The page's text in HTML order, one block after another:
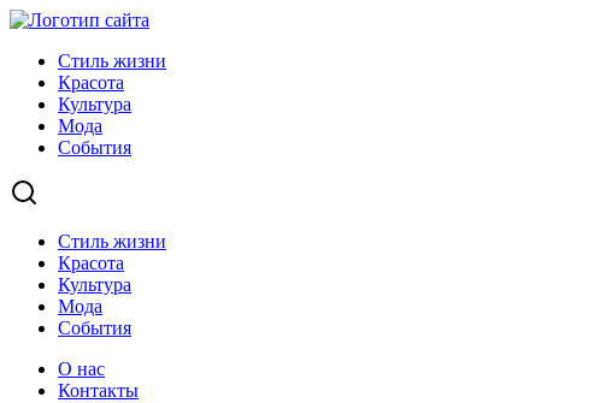
Стиль жизни
Красота
Культура
Мода
События
Стиль жизни
Красота
Культура
Мода
События
О нас
Контакты